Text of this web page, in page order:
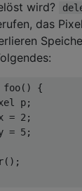
wird?
das
foo()
{
p;
=
2 ;
=
5;